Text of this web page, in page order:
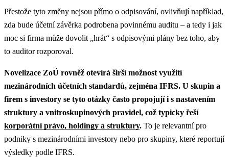
Přestože tyto změny nejsou přímo o odpisování, ovlivňují například,
zda bude účetní závěrka podrobena povinnému auditu – a tedy i jak
moc si firma může dovolit „hrát“ s odpisovými plány bez toho, aby
to auditor rozporoval.
Novelizace ZoÚ rovněž otevírá širší možnost využití
mezinárodních účetních standardů, zejména IFRS. U skupin a
firem s investory se tyto otázky často propojují i s nastavením
struktury a vnitroskupinových pravidel, což typicky řeší
korporátní právo, holdingy a struktury. To je relevantní pro
podniky s mezinárodními investory nebo pro skupiny, které reportují
výsledky podle IFRS.